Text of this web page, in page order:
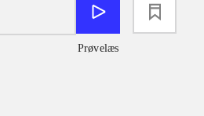
Prøvelæs